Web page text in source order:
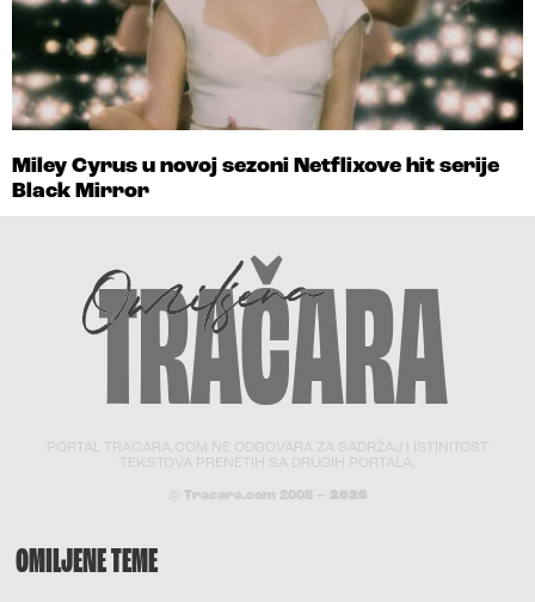
Miley Cyrus u novoj sezoni Netflixove hit serije
Black Mirror
PORTAL TRACARA.COM NE ODGOVARA ZA SADRŽAJ I ISTINITOST
TEKSTOVA PRENETIH SA DRUGIH PORTALA.
© Tracara.com 2008 – 2026
OMILJENE TEME